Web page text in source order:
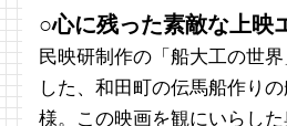
○心に残った素敵な上映
民映研制作の「船大工の世
した、和田町の伝馬船作り
様。この映画を観にいらし